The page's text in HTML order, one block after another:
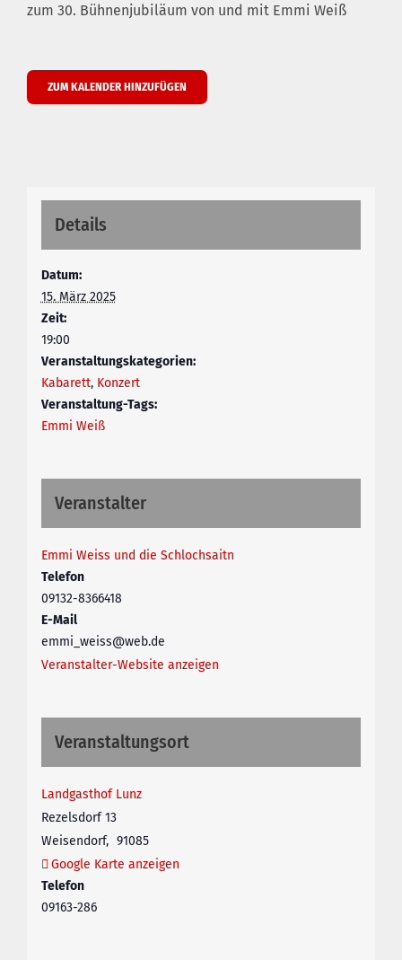
zum 30. Bühnenjubiläum von und mit Emmi Weiß
ZUM KALENDER HINZUFÜGEN
Details
Datum:
15. März 2025
Zeit:
19:00
Veranstaltungskategorien:
Kabarett, Konzert
Veranstaltung-Tags:
Emmi Weiß
Veranstalter
Emmi Weiss und die Schlochsaitn
Telefon
09132-8366418
E-Mail
emmi_weiss@web.de
Veranstalter-Website anzeigen
Veranstaltungsort
Landgasthof Lunz
Rezelsdorf 13
Weisendorf, 91085
Google Karte anzeigen
Telefon
09163-286